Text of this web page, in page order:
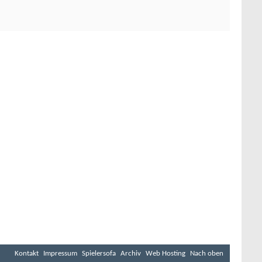
Kontakt Impressum Spielersofa Archiv Web Hosting Nach oben